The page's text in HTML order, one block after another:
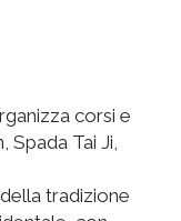
corsi e
Spada Tai Ji,
tradizione